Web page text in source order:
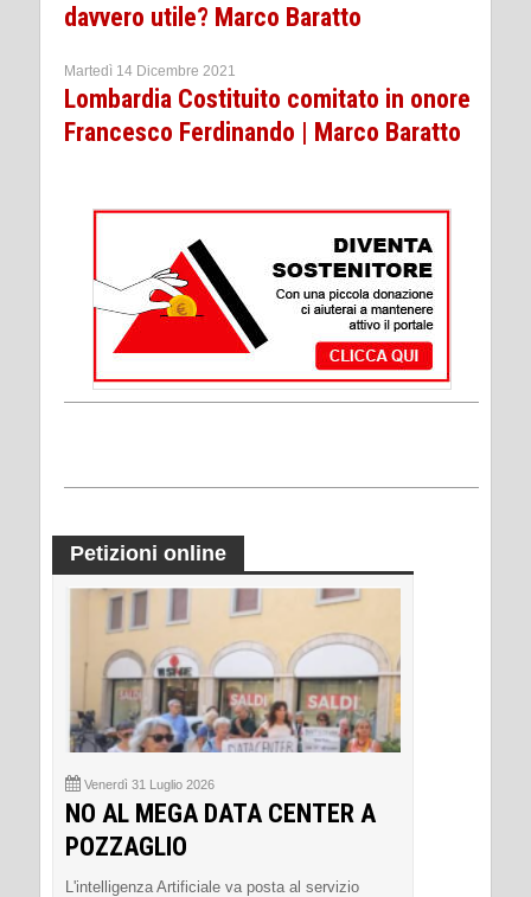
davvero utile? Marco Baratto
Martedì 14 Dicembre 2021
Lombardia Costituito comitato in onore
Francesco Ferdinando | Marco Baratto
Petizioni online
Venerdì 31 Luglio 2026
NO AL MEGA DATA CENTER A
POZZAGLIO
L'intelligenza Artificiale va posta al servizio